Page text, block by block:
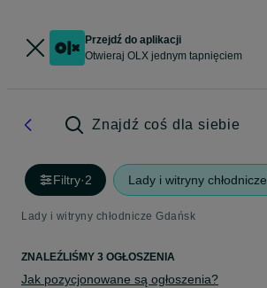
Przejdź do aplikacji
Otwieraj OLX jednym tapnięciem
Znajdź coś dla siebie
Filtry·2 Lady i witryny chłodnicze
Lady i witryny chłodnicze Gdańsk
ZNALEŹLIŚMY 3 OGŁOSZENIA
Jak pozycjonowane są ogłoszenia?